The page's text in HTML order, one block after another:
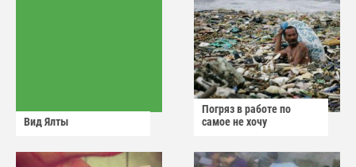
Вид Ялты
Погряз в работе по
самое не хочу